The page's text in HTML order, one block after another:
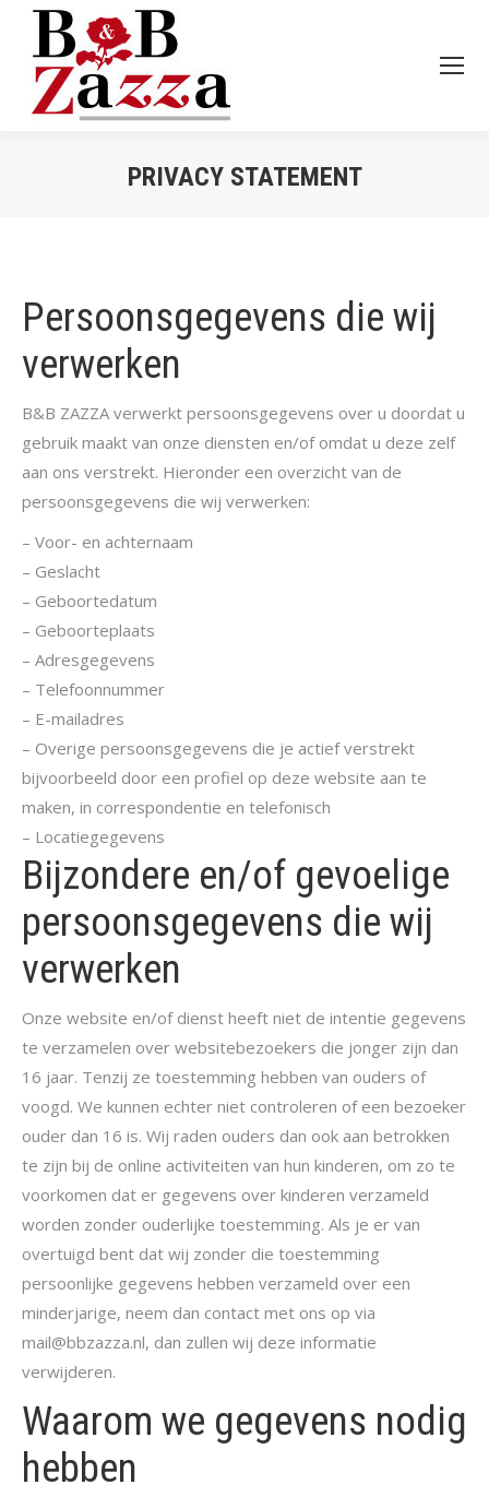
PRIVACY STATEMENT
Persoonsgegevens die wij
verwerken
B&B ZAZZA verwerkt persoonsgegevens over u doordat u
gebruik maakt van onze diensten en/of omdat u deze zelf
aan ons verstrekt. Hieronder een overzicht van de
persoonsgegevens die wij verwerken:
– Voor- en achternaam
– Geslacht
– Geboortedatum
– Geboorteplaats
– Adresgegevens
– Telefoonnummer
– E-mailadres
– Overige persoonsgegevens die je actief verstrekt
bijvoorbeeld door een profiel op deze website aan te
maken, in correspondentie en telefonisch
– Locatiegegevens
Bijzondere en/of gevoelige
persoonsgegevens die wij
verwerken
Onze website en/of dienst heeft niet de intentie gegevens
te verzamelen over websitebezoekers die jonger zijn dan
16 jaar. Tenzij ze toestemming hebben van ouders of
voogd. We kunnen echter niet controleren of een bezoeker
ouder dan 16 is. Wij raden ouders dan ook aan betrokken
te zijn bij de online activiteiten van hun kinderen, om zo te
voorkomen dat er gegevens over kinderen verzameld
worden zonder ouderlijke toestemming. Als je er van
overtuigd bent dat wij zonder die toestemming
persoonlijke gegevens hebben verzameld over een
minderjarige, neem dan contact met ons op via
mail@bbzazza.nl, dan zullen wij deze informatie
verwijderen.
Waarom we gegevens nodig
hebben